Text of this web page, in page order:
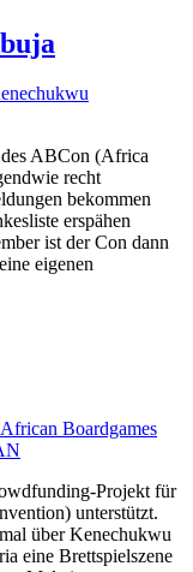
ABCon (Africa
recht
bekommen
erspähen
ist der Con dann
eigenen
African Boardgames
Projekt für
unterstützt.
über Kenechukwu
eine Brettspielszene